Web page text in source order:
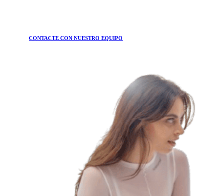
CONTACTE CON NUESTRO EQUIPO